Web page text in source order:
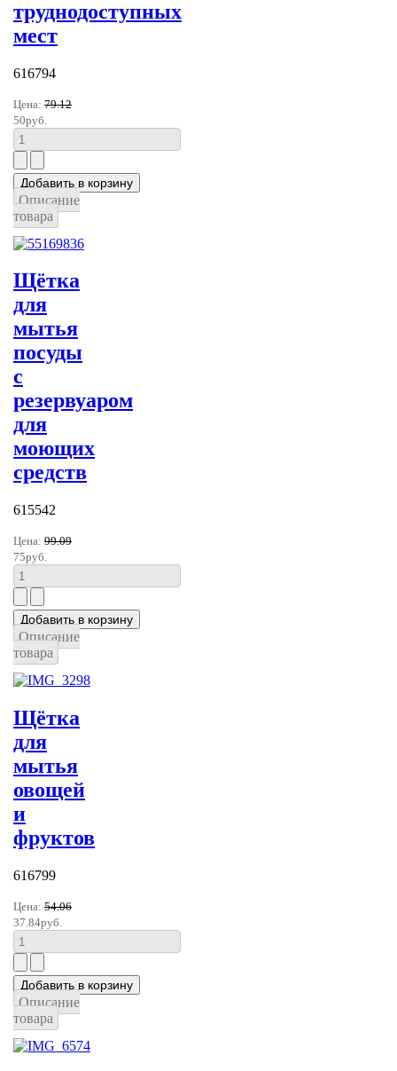
труднодоступных
мест
616794
Цена: 79.12
50руб.
Описание
товара
Щётка
для
мытья
посуды
с
резервуаром
для
моющих
средств
615542
Цена: 99.09
75руб.
Описание
товара
Щётка
для
мытья
овощей
и
фруктов
616799
Цена: 54.06
37.84руб.
Описание
товара